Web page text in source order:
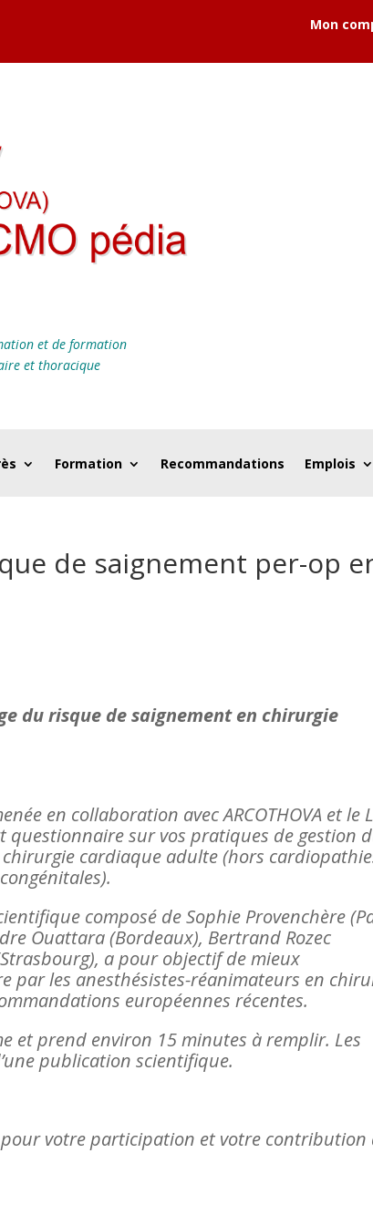
Mon
et de formation
et thoracique
Formation Recommandations Emplois
de saignement per-op
du risque de saignement en chirurgie
en collaboration avec ARCOTHOVA et le
sur vos pratiques de gestion
cardiaque adulte (hors
composé de Sophie Provenchère
Ouattara (Bordeaux), Bertrand Rozec
a pour objectif de mieux
par les anesthésistes-réanimateurs en
européennes récentes.
et prend environ 15 minutes à remplir. Les
publication scientifique.
votre participation et votre contribution